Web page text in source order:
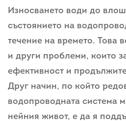
Износването води до
състоянието на
течение на времето. Това
и други проблеми, които
ефективност и
Друг начин, по който
водопроводната система
нейния живот, е да я